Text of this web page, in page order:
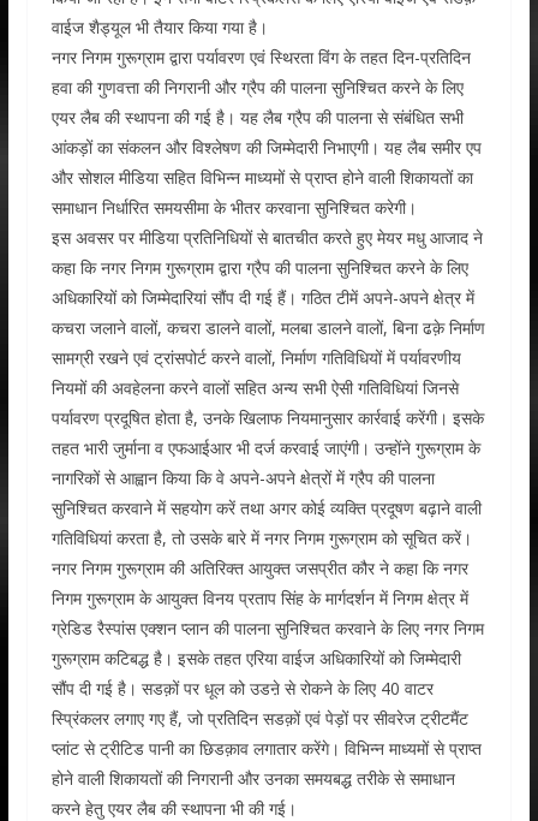
वाईज शैड्यूल भी तैयार किया गया है।
नगर निगम गुरूग्राम द्वारा पर्यावरण एवं स्थिरता विंग के तहत दिन-प्रतिदिन
हवा की गुणवत्ता की निगरानी और ग्रैप की पालना सुनिश्चित करने के लिए
एयर लैब की स्थापना की गई है। यह लैब ग्रैप की पालना से संबंधित सभी
आंकड़ों का संकलन और विश्लेषण की जिम्मेदारी निभाएगी। यह लैब समीर एप
और सोशल मीडिया सहित विभिन्न माध्यमों से प्राप्त होने वाली शिकायतों का
समाधान निर्धारित समयसीमा के भीतर करवाना सुनिश्चित करेगी।
इस अवसर पर मीडिया प्रतिनिधियों से बातचीत करते हुए मेयर मधु आजाद ने
कहा कि नगर निगम गुरूग्राम द्वारा ग्रैप की पालना सुनिश्चित करने के लिए
अधिकारियों को जिम्मेदारियां सौंप दी गई हैं। गठित टीमें अपने-अपने क्षेत्र में
कचरा जलाने वालों, कचरा डालने वालों, मलबा डालने वालों, बिना ढक़े निर्माण
सामग्री रखने एवं ट्रांसपोर्ट करने वालों, निर्माण गतिविधियों में पर्यावरणीय
नियमों की अवहेलना करने वालों सहित अन्य सभी ऐसी गतिविधियां जिनसे
पर्यावरण प्रदूषित होता है, उनके खिलाफ नियमानुसार कार्रवाई करेंगी। इसके
तहत भारी जुर्माना व एफआईआर भी दर्ज करवाई जाएंगी। उन्होंने गुरूग्राम के
नागरिकों से आह्वान किया कि वे अपने-अपने क्षेत्रों में ग्रैप की पालना
सुनिश्चित करवाने में सहयोग करें तथा अगर कोई व्यक्ति प्रदूषण बढ़ाने वाली
गतिविधियां करता है, तो उसके बारे में नगर निगम गुरूग्राम को सूचित करें।
नगर निगम गुरूग्राम की अतिरिक्त आयुक्त जसप्रीत कौर ने कहा कि नगर
निगम गुरूग्राम के आयुक्त विनय प्रताप सिंह के मार्गदर्शन में निगम क्षेत्र में
ग्रेडिड रैस्पांस एक्शन प्लान की पालना सुनिश्चित करवाने के लिए नगर निगम
गुरूग्राम कटिबद्ध है। इसके तहत एरिया वाईज अधिकारियों को जिम्मेदारी
सौंप दी गई है। सडक़ों पर धूल को उडऩे से रोकने के लिए 40 वाटर
स्प्रिंकलर लगाए गए हैं, जो प्रतिदिन सडक़ों एवं पेड़ों पर सीवरेज ट्रीटमैंट
प्लांट से ट्रीटिड पानी का छिडक़ाव लगातार करेंगे। विभिन्न माध्यमों से प्राप्त
होने वाली शिकायतों की निगरानी और उनका समयबद्ध तरीके से समाधान
करने हेतु एयर लैब की स्थापना भी की गई।